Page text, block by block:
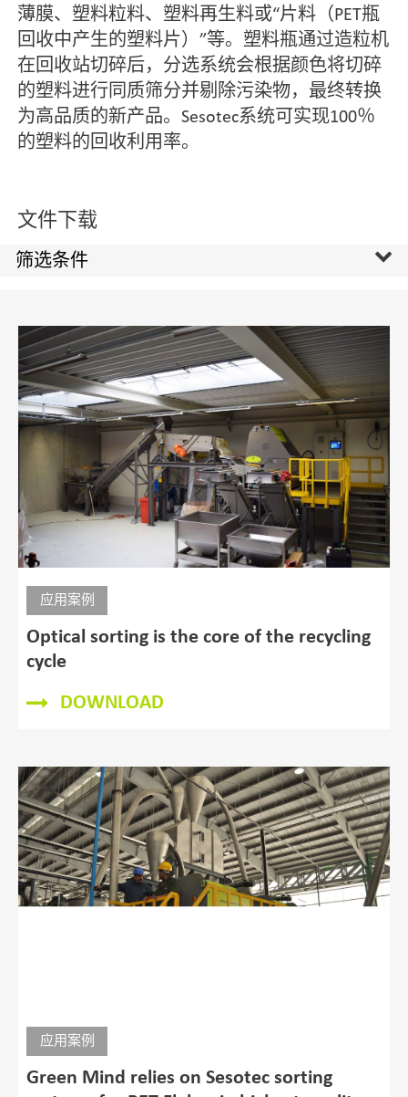
薄膜、塑料粒料、塑料再生料或“片料（PET瓶
回收中产生的塑料片）”等。塑料瓶通过造粒机
在回收站切碎后，分选系统会根据颜色将切碎
的塑料进行同质筛分并剔除污染物，最终转换
为高品质的新产品。Sesotec系统可实现100％
的塑料的回收利用率。
文件下载
筛选条件
应用案例
Optical sorting is the core of the recycling
cycle
DOWNLOAD
应用案例
Green Mind relies on Sesotec sorting